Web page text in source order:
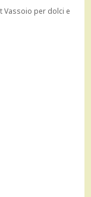
Vassoio per dolci e